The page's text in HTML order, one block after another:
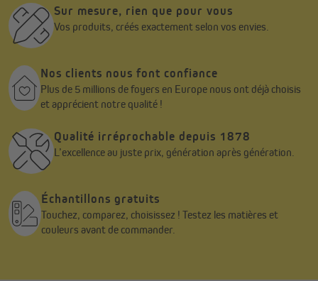
Sur mesure, rien que pour vous
Vos produits, créés exactement selon vos envies.
Nos clients nous font confiance
Plus de 5 millions de foyers en Europe nous ont déjà choisis
et apprécient notre qualité !
Qualité irréprochable depuis 1878
L’excellence au juste prix, génération après génération.
Échantillons gratuits
Touchez, comparez, choisissez ! Testez les matières et
couleurs avant de commander.